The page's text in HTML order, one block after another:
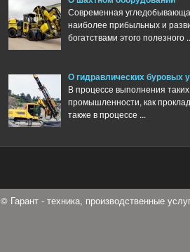
Современная
наиболее прибыльных и
богатствами этого полезного
О гидравлических буровых
В процессе выполнения
промышленности, как
также в процессе ...
© Гарант - техника, производственные